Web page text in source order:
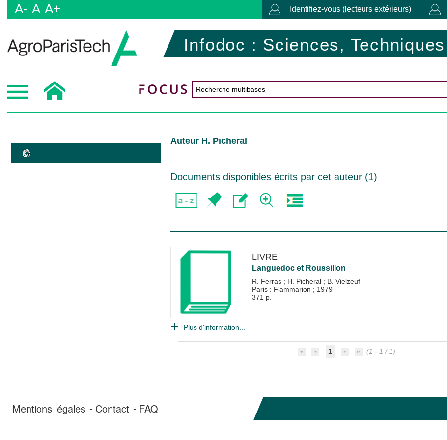
A- A A+ Identifiez-vous (lecteurs extérieurs)
Infodoc : Sciences,
Auteur H. Picheral
Documents disponibles écrits par cet auteur (1)
LIVRE
Languedoc et Roussillon
R. Ferras ; H. Picheral ; B. Vielzeuf
Paris : Flammarion ; 1979
371 p.
Plus d'information...
1 (1 - 1 / 1)
Mentions légales Contact FAQ